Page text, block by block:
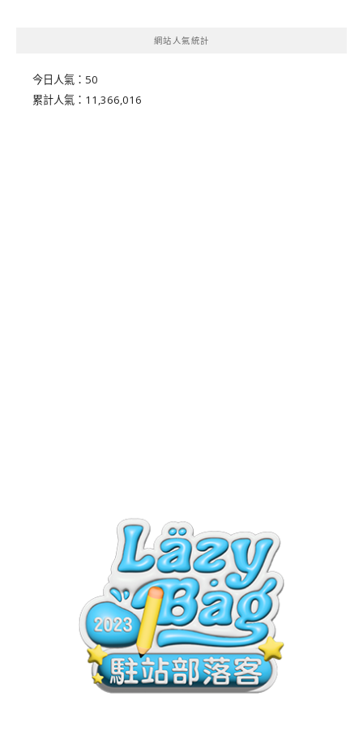
網站人氣統計
今日人氣： 50
累計人氣： 11,366,016